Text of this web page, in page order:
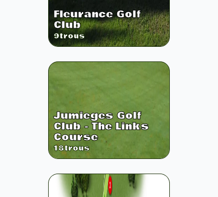
Fleurance Golf
Club
9trous
Jumieges Golf
Club - The Links
Course
18trous